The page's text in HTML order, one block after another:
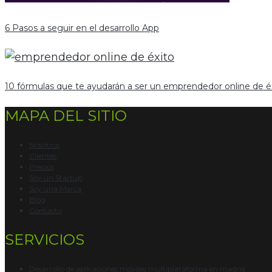
6 Pasos a seguir en el desarrollo App
10 fórmulas que te ayudarán a ser un emprendedor online de
MAPA DEL SITIO
Nosotros
Clientes
Precios
Soy un Startup
Soy una Marca
Blog
Contacto
SERVICIOS
Desarrollo de aplicaciones móviles multiplataforma en madrid